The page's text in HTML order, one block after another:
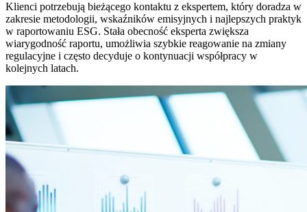
Klienci potrzebują bieżącego kontaktu z ekspertem, który doradza w
zakresie metodologii, wskaźników emisyjnych i najlepszych praktyk
w raportowaniu ESG. Stała obecność eksperta zwiększa
wiarygodność raportu, umożliwia szybkie reagowanie na zmiany
regulacyjne i często decyduje o kontynuacji współpracy w
kolejnych latach.